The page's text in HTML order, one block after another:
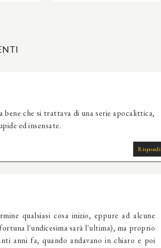
bene che si trattava di una serie apocalittica,
ed insensate.
Rispondi
qualsiasi cosa inizio, eppure ad alcune
l'undicesima sarà l'ultima), ma proprio
anni fa, quando andavano in chiaro e poi